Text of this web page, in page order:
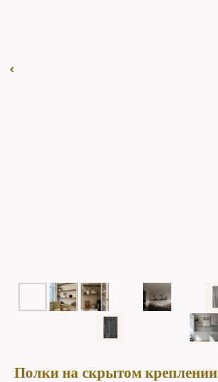
Полки на скрытом креплении